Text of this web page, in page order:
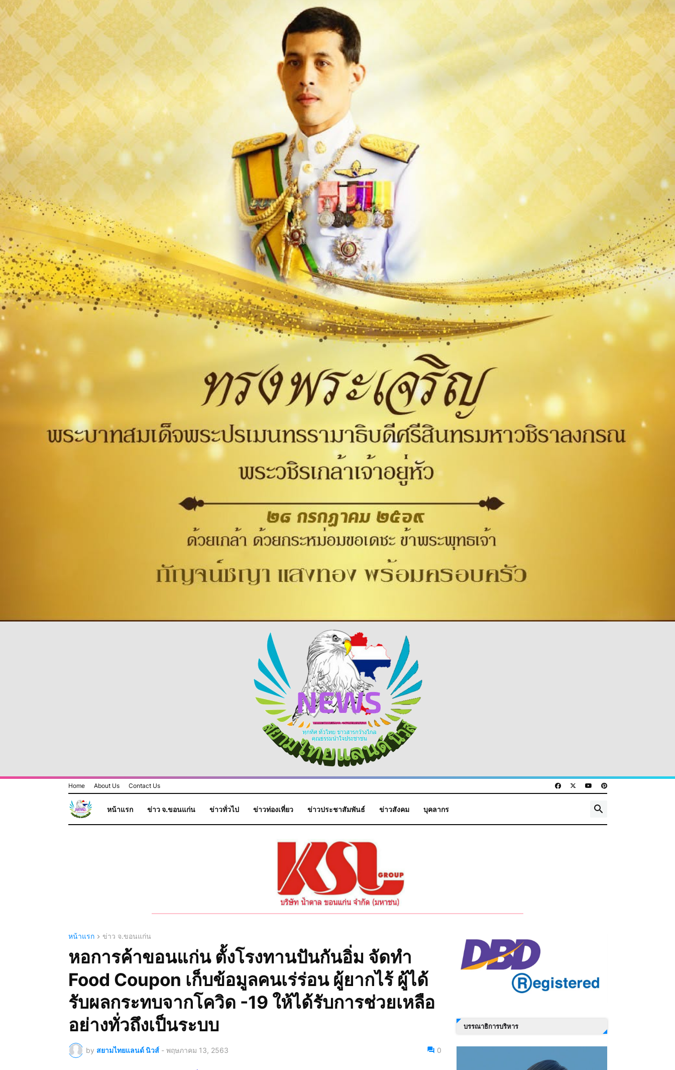
Home About Us Contact Us
หน้าแรก ข่าว จ.ขอนแก่น ข่าวทั่วไป ข่าวท่องเที่ยว ข่าวประชาสัมพันธ์ ข่าวสังคม บุคลากร
หน้าแรก ข่าว จ.ขอนแก่น
หอการค้าขอนแก่น ตั้งโรงทานปันกันอิ่ม จัดทำ
Food Coupon เก็บข้อมูลคนเร่ร่อน ผู้ยากไร้ ผู้ได้
รับผลกระทบจากโควิด -19 ให้ได้รับการช่วยเหลือ
อย่างทั่วถึงเป็นระบบ
by สยามไทยแลนด์ นิวส์ - พฤษภาคม 13, 2563 0
บรรณาธิการบริหาร